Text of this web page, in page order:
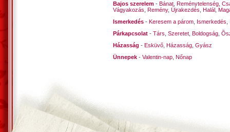
Bajos szerelem - Bánat Reménytelenség
Vágyakozás Remény, Újrakezdés Halál
Ismerkedés - Keresem a párom Ismerkedés
Párkapcsolat - Társ Szeretet Boldogság
Házasság - Esküvő Házasság Gyász
Ünnepek - Valentin-nap Nőnap